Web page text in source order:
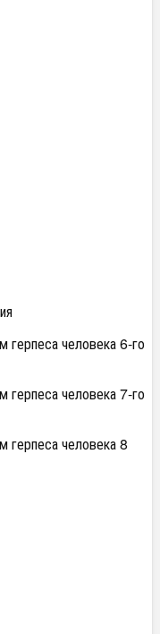
герпеса человека 6-го
герпеса человека 7-го
герпеса человека 8